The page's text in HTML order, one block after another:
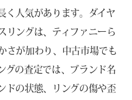
く人気があります。ダイヤ
リングは、ティファニーら
さが加わり、中古市場でも
グの査定では、ブランド名
ドの状態、リングの傷や歪